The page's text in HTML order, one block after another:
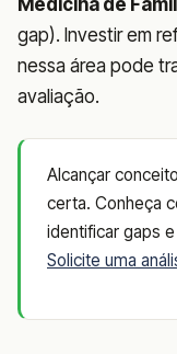
Medicina de
gap). Investir em
nessa área pode
avaliação.
Alcançar
certa. Conheça
identificar gaps
Solicite uma